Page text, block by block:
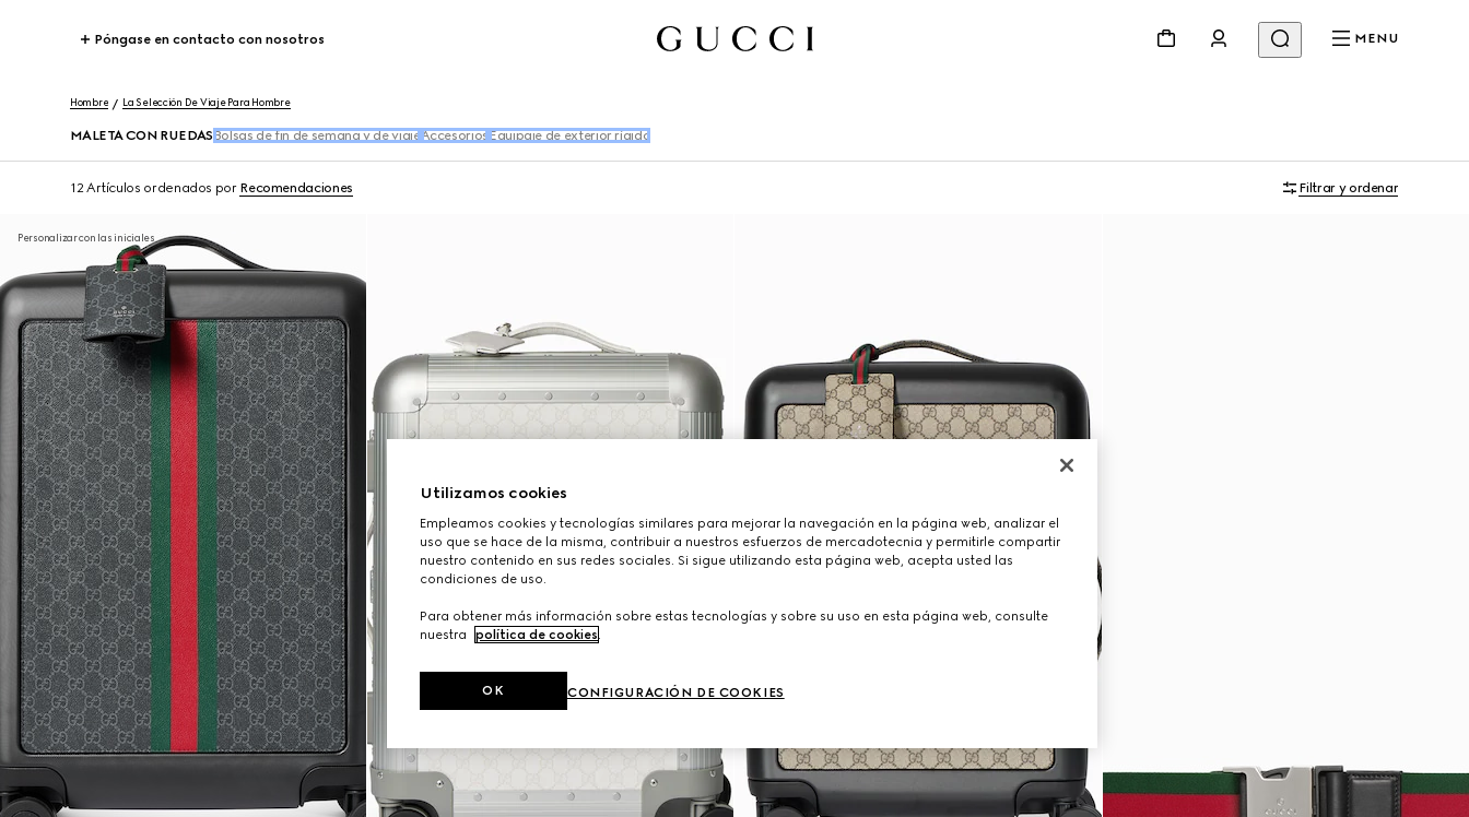
Póngase en contacto con nosotros MENU
Hombre La Selección De Viaje Para Hombre
MALETA CON RUEDAS Bolsas de fin de semana y de viaje Accesorios Equipaje de exterior rígido
12 Artículos ordenados por Recomendaciones Filtrar y ordenar
Personalizar con las iniciales
Utilizamos cookies
Empleamos cookies y tecnologías similares para mejorar la navegación en la página web, analizar el
uso que se hace de la misma, contribuir a nuestros esfuerzos de mercadotecnia y permitirle compartir
nuestro contenido en sus redes sociales. Si sigue utilizando esta página web, acepta usted las
condiciones de uso.
Para obtener más información sobre estas tecnologías y sobre su uso en esta página web, consulte
nuestra
política de cookies.
CONFIGURACIÓN DE COOKIES
OK